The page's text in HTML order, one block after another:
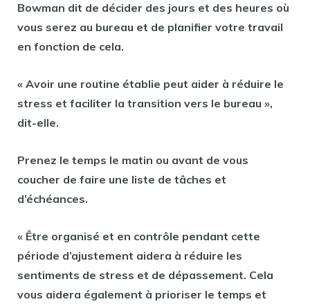
Bowman dit de décider des jours et des heures où
vous serez au bureau et de planifier votre travail
en fonction de cela.
« Avoir une routine établie peut aider à réduire le
stress et faciliter la transition vers le bureau »,
dit-elle.
Prenez le temps le matin ou avant de vous
coucher de faire une liste de tâches et
d’échéances.
« Être organisé et en contrôle pendant cette
période d’ajustement aidera à réduire les
sentiments de stress et de dépassement. Cela
vous aidera également à prioriser le temps et